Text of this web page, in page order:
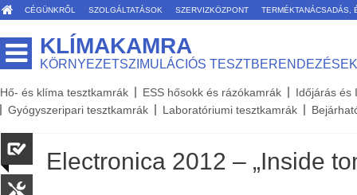
CÉGÜNKRŐL SZOLGÁLTATÁSOK SZERVIZKÖZPONT TERMÉKTANÁCSADÁS,
KLÍMAKAMRA
KÖRNYEZETSZIMULÁCIÓS TESZTBERENDEZÉSEK
Hő- és klíma tesztkamrák ESS hősokk és rázókamrák
Időjárás és
Gyógyszeripari tesztkamrák
Laboratóriumi tesztkamrák
Electronica 2012 – „Inside